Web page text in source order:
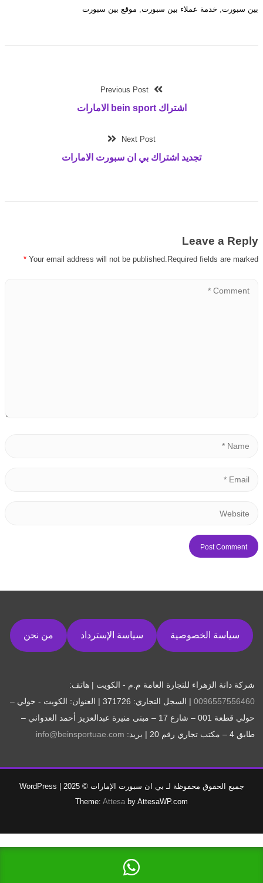
بين سبورت, خدمة عملاء بين سبورت, موقع بين سبورت
Previous Post
اشتراك bein sport الامارات
Next Post
تجديد اشتراك بي ان سبورت الامارات
Leave a Reply
Your email address will not be published.Required fields are marked
*
سياسة الخصوصية سياسة الإسترداد من نحن
شركة دانة الزهراء للتجارة العامة م.م - الكويت | هاتف:
0096557556460
| السجل التجاري: 371726 | العنوان: الكويت - حولي –
حولي قطعة 001 – شارع 17 – مبنى منيرة عبدالعزيز أحمد العدواني –
طابق 4 – مكتب تجاري رقم 20 | بريد:
info@beinsportuae.com
جميع الحقوق محفوظة لـ بي ان سبورت الإمارات © 2025
WordPress
Theme: Attesa by AttesaWP.com